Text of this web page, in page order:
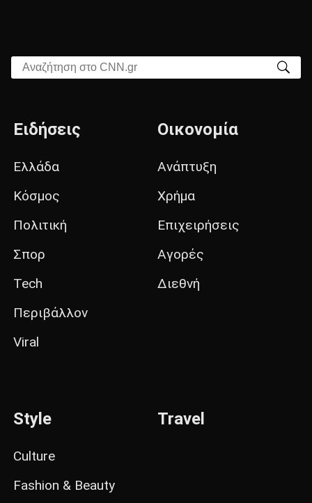
Αναζήτηση στο CNN.gr
Ειδήσεις
Ελλάδα
Κόσμος
Πολιτική
Σπορ
Tech
Περιβάλλον
Viral
Οικονομία
Ανάπτυξη
Χρήμα
Επιχειρήσεις
Αγορές
Διεθνή
Style
Culture
Fashion & Beauty
Travel